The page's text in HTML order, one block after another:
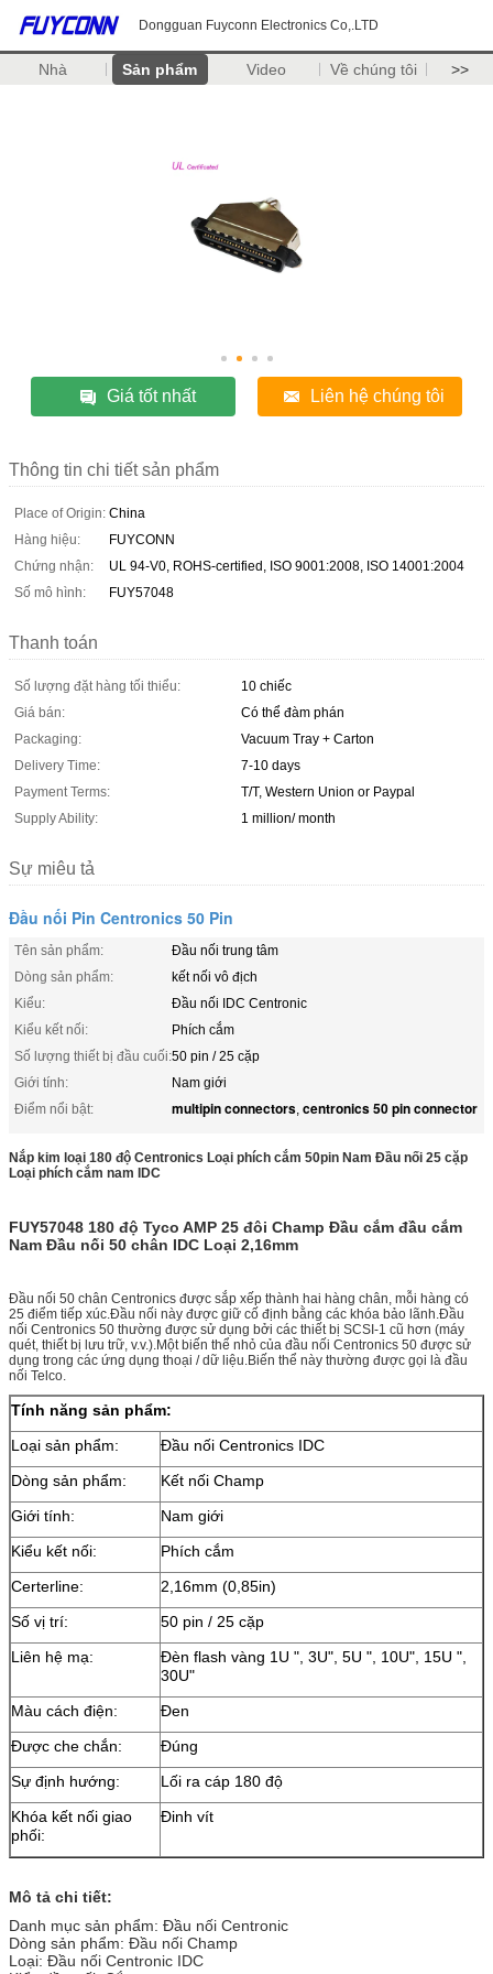
Dongguan Fuyconn Electronics Co,.LTD
Nhà Sản phẩm Video Về chúng tôi >>
Giá tốt nhất Liên hệ chúng tôi
Thông tin chi tiết sản phẩm
Place of Origin: China
Hàng hiệu:
FUYCONN
Chứng nhận:
UL 94-V0, ROHS-certified, ISO 9001:2008, ISO 14001:2004
Số mô hình:
FUY57048
Thanh toán
Số lượng đặt hàng tối thiểu:
10 chiếc
Giá bán:
Có thể đàm phán
Packaging:
Vacuum Tray + Carton
Delivery Time:
7-10 days
Payment Terms:
T/T, Western Union or Paypal
Supply Ability:
1 million/ month
Sự miêu tả
Đầu nối Pin Centronics 50 Pin
Tên sản phẩm:
Đầu nối trung tâm
Dòng sản phẩm:
kết nối vô địch
Kiểu:
Đầu nối IDC Centronic
Kiểu kết nối:
Phích cắm
Số lượng thiết bị đầu cuối:50 pin / 25 cặp
Giới tính:
Nam giới
Điểm nổi bật:
multipin connectors, centronics 50 pin connector
Nắp kim loại 180 độ Centronics Loại phích cắm 50pin Nam Đầu nối 25 cặp
Loại phích cắm nam IDC
FUY57048 180 độ Tyco AMP 25 đôi Champ Đầu cắm đầu cắm
Nam Đầu nối 50 chân IDC Loại 2,16mm
Đầu nối 50 chân Centronics được sắp xếp thành hai hàng chân, mỗi hàng có
25 điểm tiếp xúc.Đầu nối này được giữ cố định bằng các khóa bảo lãnh.Đầu
nối Centronics 50 thường được sử dụng bởi các thiết bị SCSI-1 cũ hơn (máy
quét, thiết bị lưu trữ, v.v.).Một biến thể nhỏ của đầu nối Centronics 50 được sử
dụng trong các ứng dụng thoại / dữ liệu.Biến thể này thường được gọi là đầu
nối Telco.
Tính năng sản phẩm:
Loại sản phẩm:
Đầu nối Centronics IDC
Dòng sản phẩm:
Kết nối Champ
Giới tính:
Nam giới
Kiểu kết nối:
Phích cắm
Certerline:
2,16mm (0,85in)
Số vị trí:
50 pin / 25 cặp
Liên hệ mạ:
Đèn flash vàng 1U ", 3U", 5U ", 10U", 15U ",
30U"
Màu cách điện:
Đen
Được che chắn:
Đúng
Sự định hướng:
Lối ra cáp 180 độ
Khóa kết nối giao
phối:
Đinh vít
Mô tả chi tiết:
Danh mục sản phẩm: Đầu nối Centronic
Dòng sản phẩm: Đầu nối Champ
Loại: Đầu nối Centronic IDC